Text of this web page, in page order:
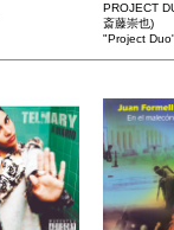
PROJECT
斎藤崇也)
"Project